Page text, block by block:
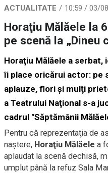
ACTUALITATE 10:59 / 03/
Horaţiu Mălăele la
pe scenă la „Dineu
Horaţiu Mălăele a serbat,
îi place oricărui actor: pe
aplauze, flori şi mulţi
a Teatrului Naţional s-a
cadrul "Săptămânii
Pentru că reprezentaţia de
naştere, Horaţiu Mălăele a
aplaudat la scenă dechisă,
umplut până la refuz Sala